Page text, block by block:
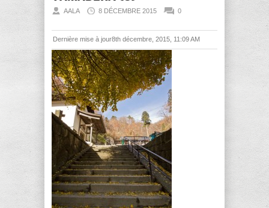
AALA 8 DÉCEMBRE 2015 0
Dernière mise à jour8th décembre, 2015, 11:09 AM